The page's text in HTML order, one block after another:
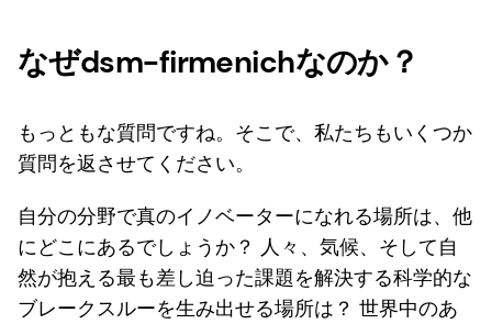
なぜdsm-firmenichなのか？
もっともな質問ですね。そこで、私たちもいくつか
質問を返させてください。
自分の分野で真のイノベーターになれる場所は、他
にどこにあるでしょうか？ 人々、気候、そして自
然が抱える最も差し迫った課題を解決する科学的な
ブレークスルーを生み出せる場所は？ 世界中のあ